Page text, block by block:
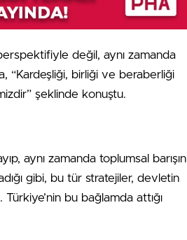
değil, aynı zamanda
“Kardeşliği, birliği ve beraberliği
şeklinde konuştu.
aynı zamanda toplumsal barışın
gibi, bu tür stratejiler, devletin
bu bağlamda attığı